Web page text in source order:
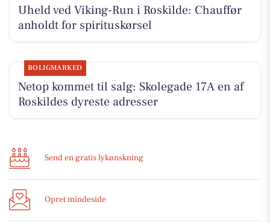
Uheld ved Viking-Run i Roskilde: Chauffør
anholdt for spirituskørsel
BOLIGMARKED
Netop kommet til salg: Skolegade 17A en af
Roskildes dyreste adresser
Send en gratis lykønskning
Opret mindeside